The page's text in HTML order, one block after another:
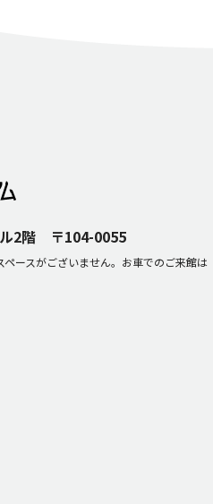
2階 〒104-0055
ースがございません。お車でのご来館は